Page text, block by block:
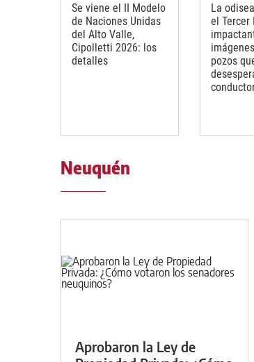
Se viene el II Modelo
de Naciones Unidas
del Alto Valle,
Cipolletti 2026: los
detalles
La
el Tercer
pozos
Neuquén
Aprobaron la Ley de